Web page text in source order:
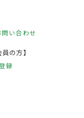
問い合わせ
の方】
録